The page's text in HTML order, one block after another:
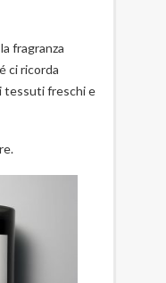
fragranza
ci ricorda
tessuti freschi e